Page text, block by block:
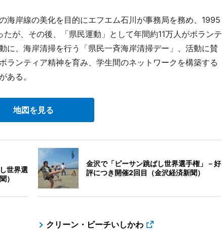
岸線の美化を目的にエフエム石川が事務局を務め、1995
が、その後、「県民運動」として年間約11万人がボランテ
に、海岸清掃を行う「県民一斉海岸清掃デー」、活動に賛
ランティア精神を育み、学生間のネットワークを構築する
ある。
地図を見る
世界選
）
金沢で「ビーサン跳ばし世界選手権」－好
評につき開催2回目（金沢経済新聞）
クリーン・ビーチいしかわ